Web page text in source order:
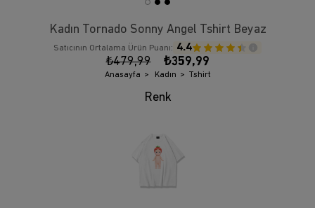
Kadın Tornado Sonny Angel Tshirt Beyaz
Satıcının Ortalama Ürün Puanı: 4.4
₺479,99 ₺359,99
Anasayfa Kadın Tshirt